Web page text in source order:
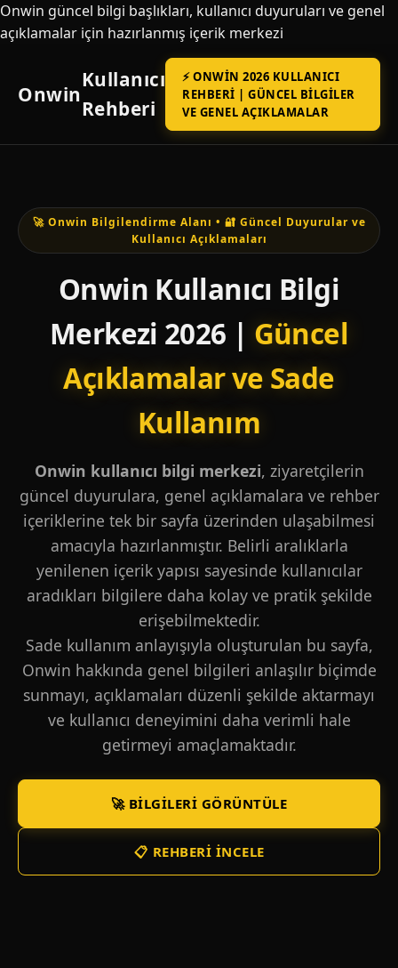
Onwin güncel bilgi başlıkları, kullanıcı duyuruları ve genel
açıklamalar için hazırlanmış içerik merkezi
Onwin
Kullanıcı
Rehberi
⚡ ONWIN 2026 KULLANICI
REHBERI | GÜNCEL BILGILER
VE GENEL AÇIKLAMALAR
🚀 Onwin Bilgilendirme Alanı • 🔐 Güncel Duyurular ve
Kullanıcı Açıklamaları
Onwin Kullanıcı Bilgi
Merkezi 2026 | Güncel
Açıklamalar ve Sade
Kullanım
Onwin kullanıcı bilgi merkezi, ziyaretçilerin
güncel duyurulara, genel açıklamalara ve rehber
içeriklerine tek bir sayfa üzerinden ulaşabilmesi
amacıyla hazırlanmıştır. Belirli aralıklarla
yenilenen içerik yapısı sayesinde kullanıcılar
aradıkları bilgilere daha kolay ve pratik şekilde
erişebilmektedir.
Sade kullanım anlayışıyla oluşturulan bu sayfa,
Onwin hakkında genel bilgileri anlaşılır biçimde
sunmayı, açıklamaları düzenli şekilde aktarmayı
ve kullanıcı deneyimini daha verimli hale
getirmeyi amaçlamaktadır.
🚀 BILGILERI GÖRÜNTÜLE
📋 REHBERI İNCELE